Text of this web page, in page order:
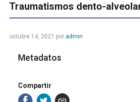
Traumatismos dento-
octubre 14, 2021 por admin
Metadatos
Compartir